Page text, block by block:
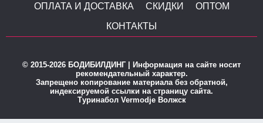
ОПЛАТА И ДОСТАВКА
СКИДКИ
ОПТОМ
КОНТАКТЫ
© 2015-2026 БОДИБИЛДИНГ | Информация на сайте носит
рекомендательный характер.
Запрещено копирование материала без обратной,
индексируемой ссылки на страницу сайта.
Туринабол Vermodje Волжск